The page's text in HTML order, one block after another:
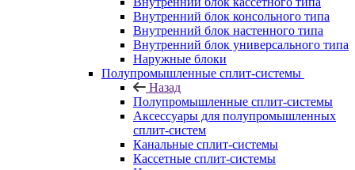
Внутренний блок консольного типа
Внутренний блок настенного типа
Внутренний блок универсального типа
Наружные блоки
Полупромышленные сплит-системы
Назад
Полупромышленные сплит-системы
Аксессуары для полупромышленных
сплит-систем
Канальные сплит-системы
Кассетные сплит-системы